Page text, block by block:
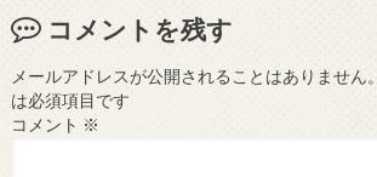
コメントを残す
メールアドレスが公開されることはありません。
は必須項目です
コメント ※